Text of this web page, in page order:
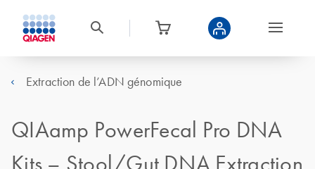
Extraction de l’ADN génomique
QIAamp PowerFecal Pro DNA
Kits – Stool/Gut DNA Extraction